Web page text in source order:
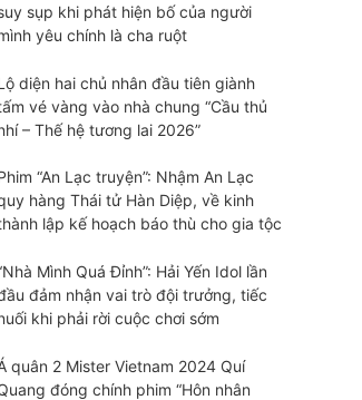
sụp khi phát hiện bố của người
yêu chính là cha ruột
diện hai chủ nhân đầu tiên giành
vé vàng vào nhà chung “Cầu thủ
– Thế hệ tương lai 2026”
“An Lạc truyện”: Nhậm An Lạc
hàng Thái tử Hàn Diệp, về kinh
lập kế hoạch báo thù cho gia tộc
Mình Quá Đỉnh”: Hải Yến Idol lần
đảm nhận vai trò đội trưởng, tiếc
khi phải rời cuộc chơi sớm
quân 2 Mister Vietnam 2024 Quí
đóng chính phim “Hôn nhân